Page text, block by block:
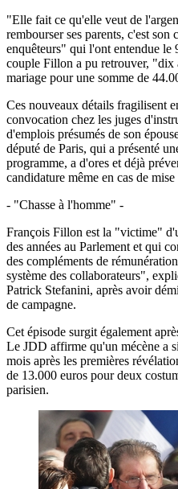
"Elle fait ce qu'elle veut de
rembourser ses parents, c'est
enquêteurs" qui l'ont entendue
couple Fillon a pu retrouver, "dix
mariage pour une somme de
Ces nouveaux détails fragilisent
convocation chez les juges
d'emplois présumés de son
député de Paris, qui a présenté
programme, a d'ores et déjà
candidature même en cas de mise
- "Chasse à l'homme" -
François Fillon est la "victime"
des années au Parlement et qui
des compléments de
système des collaborateurs",
Patrick Stefanini, après avoir
de campagne.
Cet épisode surgit également
Le JDD affirme qu'un mécène a
mois après les premières
de 13.000 euros pour deux
parisien.